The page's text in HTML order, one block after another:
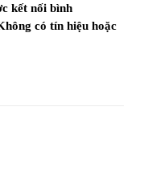
kết nối bình
có tín hiệu hoặc